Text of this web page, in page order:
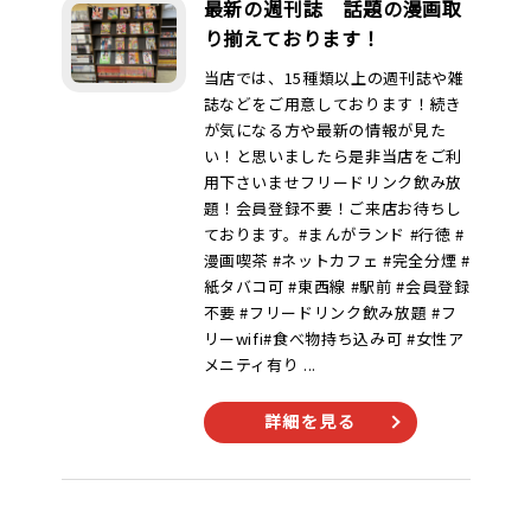
最新の週刊誌 話題の漫画取
り揃えております！
当店では、15種類以上の週刊誌や雑
誌などをご用意しております！続き
が気になる方や最新の情報が見た
い！と思いましたら是非当店をご利
用下さいませフリードリンク飲み放
題！会員登録不要！ご来店お待ちし
ております。#まんがランド #行徳 #
漫画喫茶 #ネットカフェ #完全分煙 #
紙タバコ可 #東西線 #駅前 #会員登録
不要 #フリードリンク飲み放題 #フ
リーwifi#食べ物持ち込み可 #女性ア
メニティ有り ...
詳細を見る